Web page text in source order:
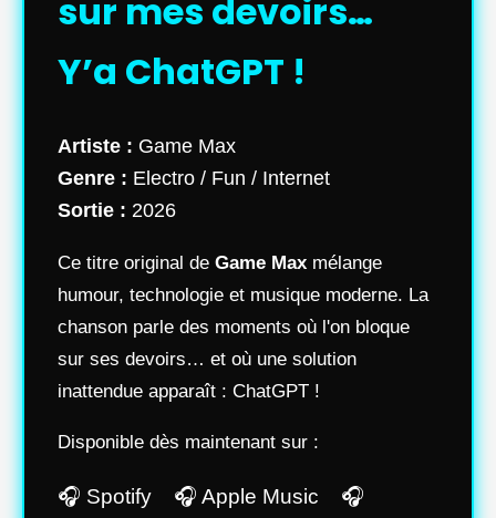
sur mes devoirs…
Y’a ChatGPT !
Artiste : Game Max
Genre : Electro / Fun / Internet
Sortie : 2026
Ce titre original de Game Max mélange
humour, technologie et musique moderne. La
chanson parle des moments où l'on bloque
sur ses devoirs… et où une solution
inattendue apparaît : ChatGPT !
Disponible dès maintenant sur :
🎧 Spotify 🎧 Apple Music 🎧